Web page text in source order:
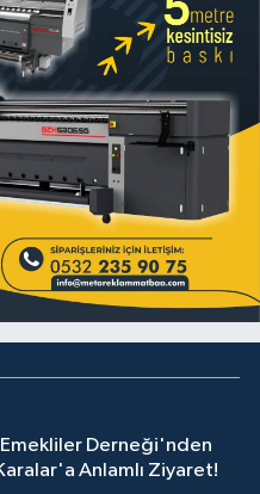
Derneği'nden
Anlamlı Ziyaret!